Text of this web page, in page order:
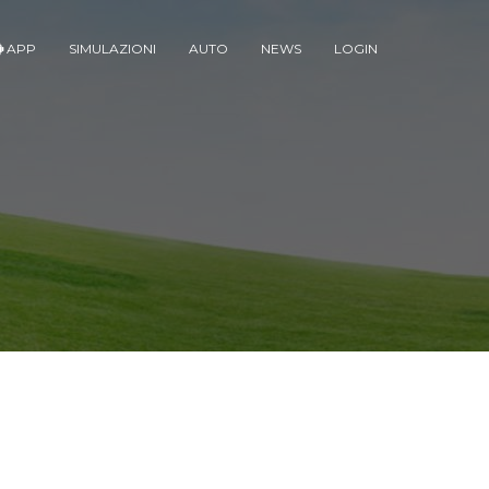
APP SIMULAZIONI AUTO NEWS LOGIN